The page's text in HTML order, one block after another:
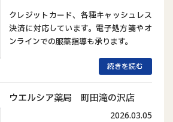
クレジットカード、各種キャッシュレス
決済に対応しています。電子処方箋やオ
ンラインでの服薬指導も承ります。
続きを読む
ウエルシア薬局 町田滝の沢店
2026.03.05